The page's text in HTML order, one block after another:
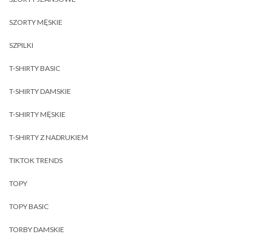
SZORTY MĘSKIE
SZPILKI
T-SHIRTY BASIC
T-SHIRTY DAMSKIE
T-SHIRTY MĘSKIE
T-SHIRTY Z NADRUKIEM
TIKTOK TRENDS
TOPY
TOPY BASIC
TORBY DAMSKIE